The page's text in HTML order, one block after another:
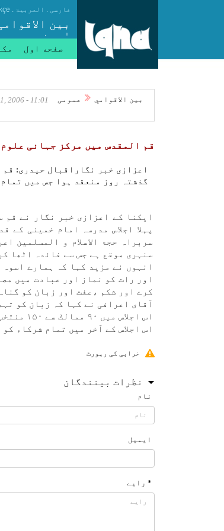
فارسی . العربیة .
بین
ایجنسی
صفحه اول
بين الاقوامي عمومی
11:01 - September 21, 2006
قم المقدس میں مركز جہانی علوم
اعزازی خبر نگاراقبال حيدری: قم
گذشتہ روز منعقد ہوا جس میں
ايكنا كے اعزازی خبر نگار نے قم
پہلا اجلاس مدرسہ امام خمينی كے
سربراہ حجۃ الاسلام و المسلمين
سنہری موقع ہے جس سے فاﺋدہ اٹھا
انہوں نے مزيد كہا كہ ہمارے
كرے اور شكم ،عفت اور زبان كو
آقای اعرافی نے كہا كہ زبان كو
اس
اس اجلاس كے آخر میں تمام شركاء
خرابی کی رپورٹ
نظرات بینندگان
نام
ایمیل
* رایے